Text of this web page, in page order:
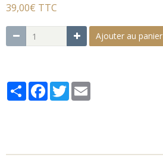
39,00€ TTC
Ajouter au panier
PartagerFacebook
Twitter